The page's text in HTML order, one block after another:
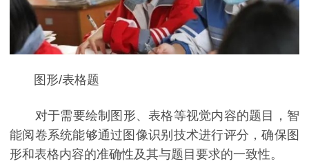
图形/表格题
对于需要绘制图形、表格等视觉内容的题目，智
能阅卷系统能够通过图像识别技术进行评分，确保图
形和表格内容的准确性及其与题目要求的一致性。